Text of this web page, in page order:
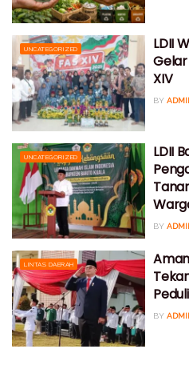
UNCATEGORIZED
LDII
XIV
BY
UNCATEGORIZED
LDII
BY
LINTAS DAERAH
BY